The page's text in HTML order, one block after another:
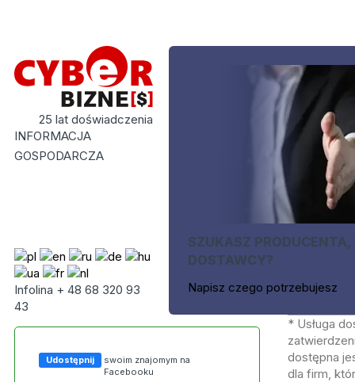
25 lat doświadczenia
INFORMACJA
GOSPODARCZA
Infolina + 48 68 320 93
43
SZUKASZ PRODUCENTA,
DOSTAWCY?
Napisz czego potrzebujesz
Udostępnij
swoim znajomym na
Facebooku
* Usługa
dostępna
dla firm,